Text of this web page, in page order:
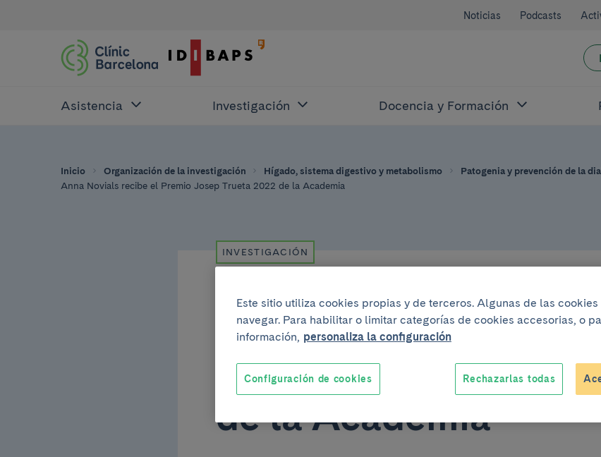
Noticias Podcasts
Asistencia Investigación Docencia y Formación
Inicio Organización de la investigación Hígado, sistema digestivo y metabolismo Patogenia y prevención de la
Anna Novials recibe el Premio Josep Trueta 2022 de la Academia
INVESTIGACIÓN
Anna Novials recibe
Premio Josep Trueta
de la Academia
Este sitio utiliza cookies propias y de terceros. Algunas de las
navegar. Para habilitar o limitar categorías de cookies accesorias, o
información, personaliza la configuración
Rechazarlas todas
Configuración de cookies